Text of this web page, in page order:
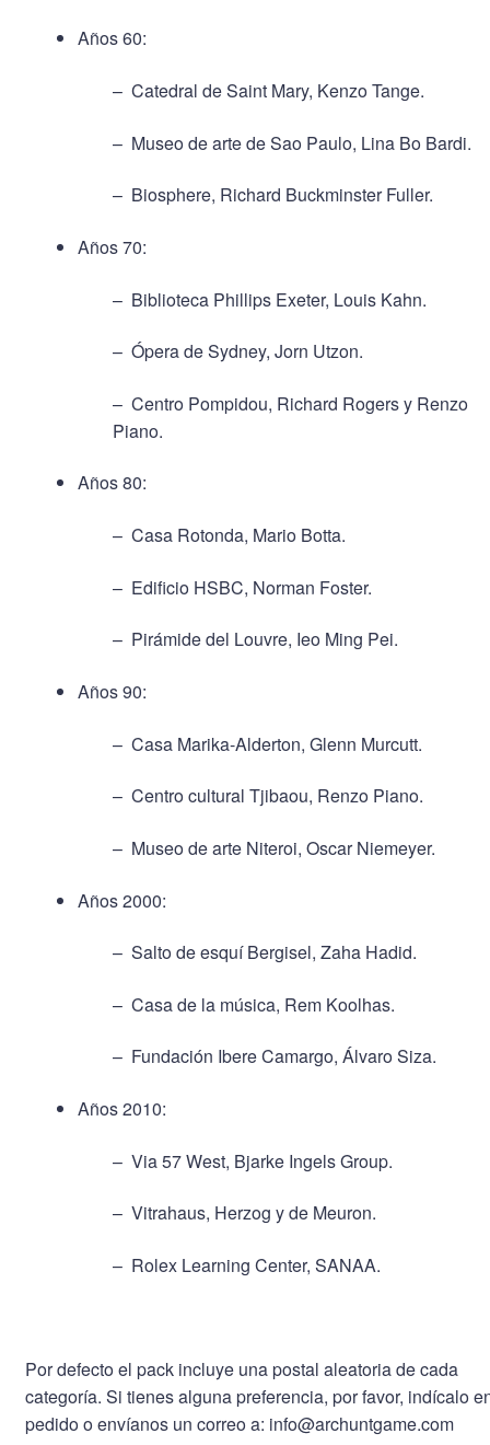
Años 60:
– Catedral de Saint Mary, Kenzo Tange.
– Museo de arte de Sao Paulo, Lina Bo Bardi.
– Biosphere, Richard Buckminster Fuller.
Años 70:
– Biblioteca Phillips Exeter, Louis Kahn.
– Ópera de Sydney, Jorn Utzon.
– Centro Pompidou, Richard Rogers y Renzo
Piano.
Años 80:
– Casa Rotonda, Mario Botta.
– Edificio HSBC, Norman Foster.
– Pirámide del Louvre, Ieo Ming Pei.
Años 90:
– Casa Marika-Alderton, Glenn Murcutt.
– Centro cultural Tjibaou, Renzo Piano.
– Museo de arte Niteroi, Oscar Niemeyer.
Años 2000:
– Salto de esquí Bergisel, Zaha Hadid.
– Casa de la música, Rem Koolhas.
– Fundación Ibere Camargo, Álvaro Siza.
Años 2010:
– Via 57 West, Bjarke Ingels Group.
– Vitrahaus, Herzog y de Meuron.
– Rolex Learning Center, SANAA.
Por defecto el pack incluye una postal aleatoria de cada
categoría. Si tienes alguna preferencia, por favor, indícalo
pedido o envíanos un correo a: info@archuntgame.com